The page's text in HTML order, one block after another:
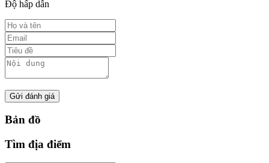
Độ hấp dẫn
Gửi đánh giá
Bản đồ
Tìm địa điểm